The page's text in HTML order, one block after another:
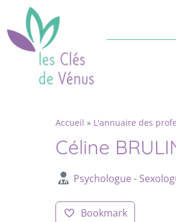
Accueil » L'annuaire des
Céline
Psychologue -
Bookmark